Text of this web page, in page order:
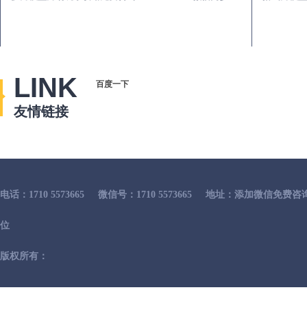
LINK
友情链接
百度一下
电话：1710 5573665 微信号：1710 5573665 地址：添加微信免费咨
位
版权所有：